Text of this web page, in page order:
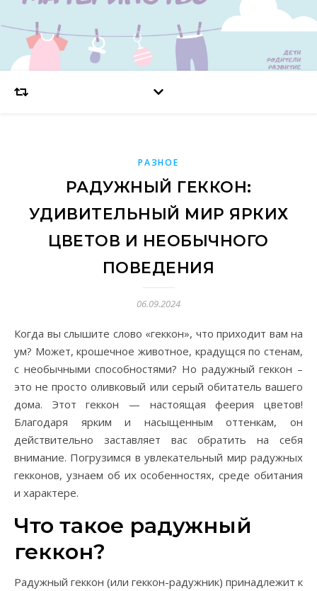
РАЗНОЕ
РАДУЖНЫЙ ГЕККОН:
УДИВИТЕЛЬНЫЙ МИР ЯРКИХ
ЦВЕТОВ И НЕОБЫЧНОГО
ПОВЕДЕНИЯ
06.09.2024
Когда вы слышите слово «геккон», что приходит вам на
ум? Может, крошечное животное, крадущся по стенам,
с необычными способностями? Но радужный геккон –
это не просто оливковый или серый обитатель вашего
дома. Этот геккон — настоящая феерия цветов!
Благодаря ярким и насыщенным оттенкам, он
действительно заставляет вас обратить на себя
внимание. Погрузимся в увлекательный мир радужных
гекконов, узнаем об их особенностях, среде обитания
и характере.
Что такое радужный
геккон?
Радужный геккон (или геккон-радужник) принадлежит к